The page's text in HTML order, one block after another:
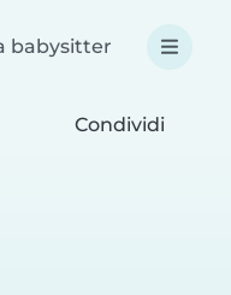
babysitter
Condividi